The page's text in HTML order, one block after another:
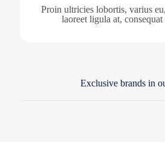
Proin ultricies lobortis, varius
laoreet ligula at,
Exclusive brands in